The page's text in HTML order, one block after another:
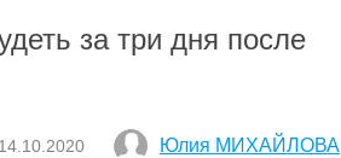
за три дня после
Юлия МИХАЙЛОВА